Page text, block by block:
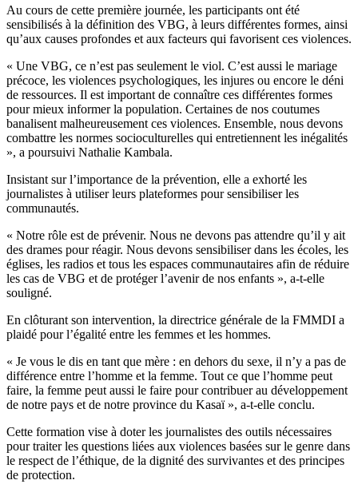
Au cours de cette première journée, les participants ont été
sensibilisés à la définition des VBG, à leurs différentes formes, ainsi
qu’aux causes profondes et aux facteurs qui favorisent ces violences.
« Une VBG, ce n’est pas seulement le viol. C’est aussi le mariage
précoce, les violences psychologiques, les injures ou encore le déni
de ressources. Il est important de connaître ces différentes formes
pour mieux informer la population. Certaines de nos coutumes
banalisent malheureusement ces violences. Ensemble, nous devons
combattre les normes socioculturelles qui entretiennent les inégalités
», a poursuivi Nathalie Kambala.
Insistant sur l’importance de la prévention, elle a exhorté les
journalistes à utiliser leurs plateformes pour sensibiliser les
communautés.
« Notre rôle est de prévenir. Nous ne devons pas attendre qu’il y ait
des drames pour réagir. Nous devons sensibiliser dans les écoles, les
églises, les radios et tous les espaces communautaires afin de réduire
les cas de VBG et de protéger l’avenir de nos enfants », a-t-elle
souligné.
En clôturant son intervention, la directrice générale de la FMMDI a
plaidé pour l’égalité entre les femmes et les hommes.
« Je vous le dis en tant que mère : en dehors du sexe, il n’y a pas de
différence entre l’homme et la femme. Tout ce que l’homme peut
faire, la femme peut aussi le faire pour contribuer au développement
de notre pays et de notre province du Kasaï », a-t-elle conclu.
Cette formation vise à doter les journalistes des outils nécessaires
pour traiter les questions liées aux violences basées sur le genre dans
le respect de l’éthique, de la dignité des survivantes et des principes
de protection.